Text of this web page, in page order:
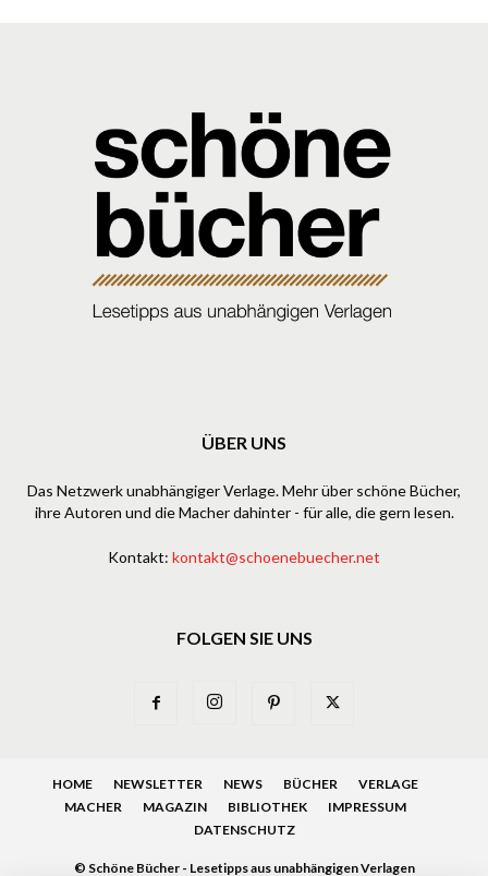
ÜBER UNS
Das Netzwerk unabhängiger Verlage. Mehr über schöne Bücher,
ihre Autoren und die Macher dahinter - für alle, die gern lesen.
Kontakt: kontakt@schoenebuecher.net
FOLGEN SIE UNS
HOME NEWSLETTER NEWS BÜCHER
VERLAGE
MACHER
MAGAZIN BIBLIOTHEK
IMPRESSUM
DATENSCHUTZ
© Schöne Bücher - Lesetipps aus unabhängigen Verlagen